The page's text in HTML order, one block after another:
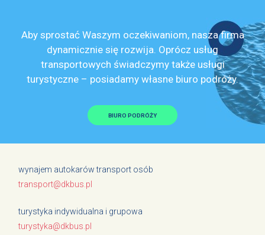
Aby sprostać Waszym oczekiwaniom, nasza firma
dynamicznie się rozwija. Oprócz usług
transportowych świadczymy także usługi
turystyczne – posiadamy własne biuro podróży.
BIURO PODRÓŻY
wynajem autokarów transport osób
transport@dkbus.pl
turystyka indywidualna i grupowa
turystyka@dkbus.pl